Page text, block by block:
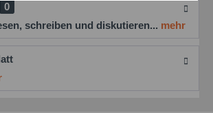
0
schreiben und diskutieren... mehr